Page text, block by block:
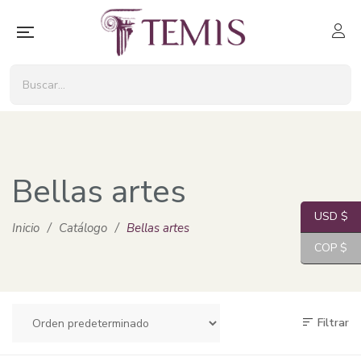
Bellas artes
Inicio / Catálogo / Bellas artes
Filtrar
USD $
COP $